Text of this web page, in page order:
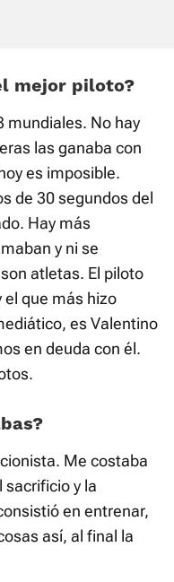
mejor piloto?
mundiales. No hay
las ganaba con
es imposible.
de 30 segundos del
Hay más
y ni se
atletas. El piloto
el que más hizo
es Valentino
en deuda con él.
Me costaba
sacrificio y la
en entrenar,
así, al final la